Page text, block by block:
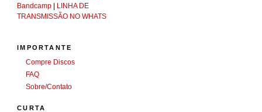
Bandcamp | LINHA DE
TRANSMISSÃO NO WHATS
IMPORTANTE
Compre Discos
FAQ
Sobre/Contato
CURTA